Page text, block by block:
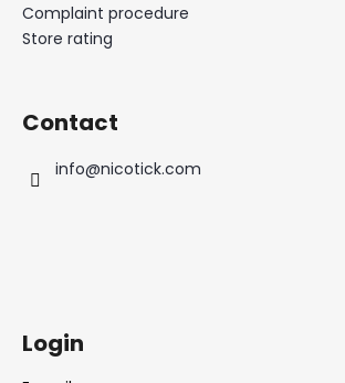
Complaint procedure
Store rating
Contact
info@nicotick.com
Login